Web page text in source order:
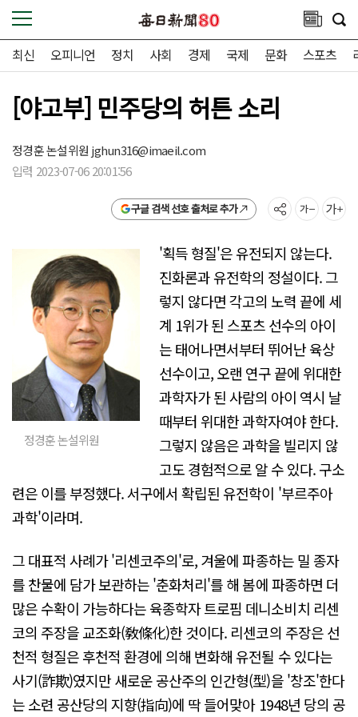
최신 오피니언 정치 사회 경제 국제 문화 스포츠
[야고부] 민주당의 허튼 소리
정경훈 논설위원 jghun316@imaeil.com
입력 2023-07-06 20:01:56
구글 검색 선호 출처로 추가
정경훈 논설위원
'획득 형질'은 유전되지 않는다.
진화론과 유전학의 정설이다. 그
렇지 않다면 각고의 노력 끝에 세
계 1위가 된 스포츠 선수의 아이
는 태어나면서부터 뛰어난 육상
선수이고, 오랜 연구 끝에 위대한
과학자가 된 사람의 아이 역시 날
때부터 위대한 과학자여야 한다.
그렇지 않음은 과학을 빌리지 않
고도 경험적으로 알 수 있다. 구소
련은 이를 부정했다. 서구에서 확립된 유전학이 '부르주아
과학'이라며.
그 대표적 사례가 '리센코주의'로, 겨울에 파종하는 밀 종자
를 찬물에 담가 보관하는 '춘화처리'를 해 봄에 파종하면 더
많은 수확이 가능하다는 육종학자 트로핌 데니소비치 리센
코의 주장을 교조화(敎條化)한 것이다. 리센코의 주장은 선
천적 형질은 후천적 환경에 의해 변화해 유전될 수 있다는
사기(詐欺)였지만 새로운 공산주의 인간형(型)을 '창조'한다
는 소련 공산당의 지향(指向)에 딱 들어맞아 1948년 당의 공